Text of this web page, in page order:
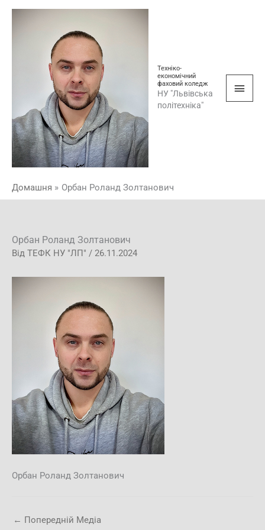
Перейти
Техніко-
економічний
фаховий коледж
НУ "Львівська
політехніка"
Домашня Орбан Роланд Золтанович
Орбан Роланд Золтанович
Від ТЕФК НУ "ЛП" / 26.11.2024
Орбан Роланд Золтанович
← Попередній Медіа